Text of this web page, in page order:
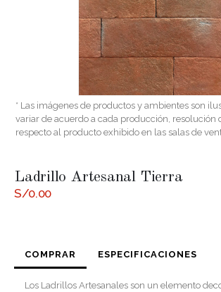
* Las imágenes de productos y ambientes son
variar de acuerdo a cada producción, resolución
respecto al producto exhibido en las salas de
Ladrillo Artesanal Tierra
S/0.00
COMPRAR ESPECIFICACIONES
Los Ladrillos Artesanales son un elemento